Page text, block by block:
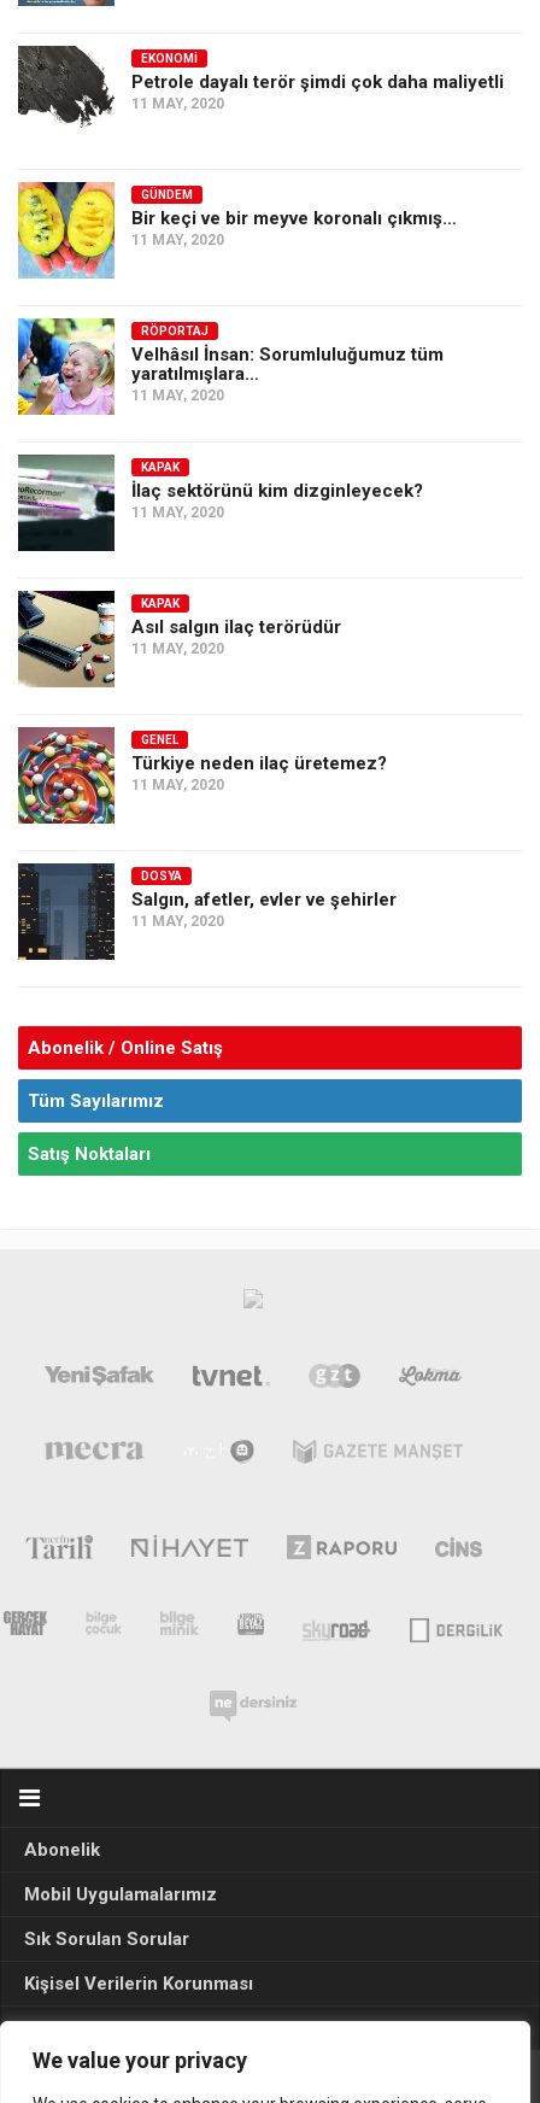
We value your privacy
EKONOMI
Petrole dayalı terör şimdi çok daha maliyetli
11 MAY, 2020
GÜNDEM
Bir keçi ve bir meyve koronalı çıkmış…
11 MAY, 2020
RÖPORTAJ
Velhâsıl İnsan: Sorumluluğumuz tüm
yaratılmışlara…
11 MAY, 2020
KAPAK
İlaç sektörünü kim dizginleyecek?
11 MAY, 2020
KAPAK
Asıl salgın ilaç terörüdür
11 MAY, 2020
GENEL
Türkiye neden ilaç üretemez?
11 MAY, 2020
DOSYA
Salgın, afetler, evler ve şehirler
11 MAY, 2020
Abonelik / Online Satış
Tüm Sayılarımız
Satış Noktaları
Abonelik
Mobil Uygulamalarımız
Sık Sorulan Sorular
Kişisel Verilerin Korunması
Seçim Sonuçları 2024